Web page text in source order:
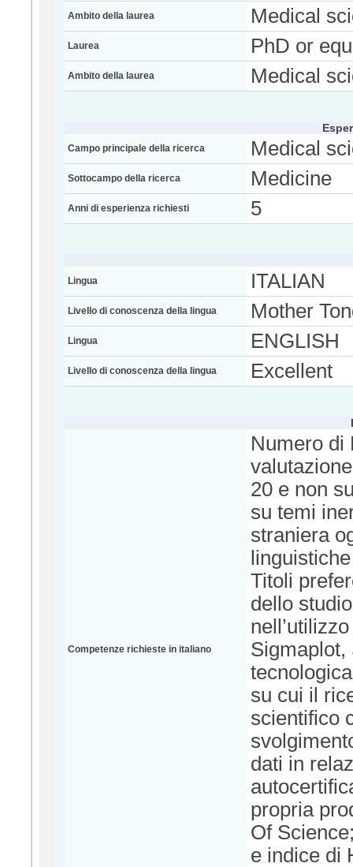
Ambito della laurea Medical
Laurea PhD or
Ambito della laurea Medical
Campo principale della ricerca Medical
Sottocampo della ricerca Medicine
Anni di esperienza richiesti 5
Lingua ITALIAN
Livello di conoscenza della lingua Mother
Lingua ENGLISH
Livello di conoscenza della lingua Excellent
Competenze richieste in italiano
Numero di
20 e non
su temi
straniera
Titoli
dello
Sigmaplot,
su cui il
scientifico
dati in
propria
Of
e indice di